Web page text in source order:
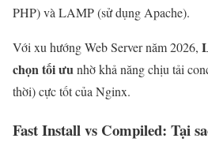
PHP) và LAMP (sử dụng Apache).
Với xu hướng Web Server năm 2026,
chọn tối ưunhờ khả năng chịu tải
thời) cực tốt của Nginx.
Fast Install vs Compiled: Tại